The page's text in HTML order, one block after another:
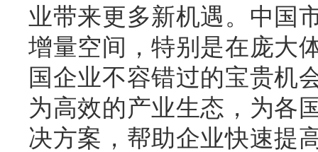
业带来更多新机遇。中国
增量空间，特别是在庞大
国企业不容错过的宝贵机
为高效的产业生态，为各
决方案，帮助企业快速提